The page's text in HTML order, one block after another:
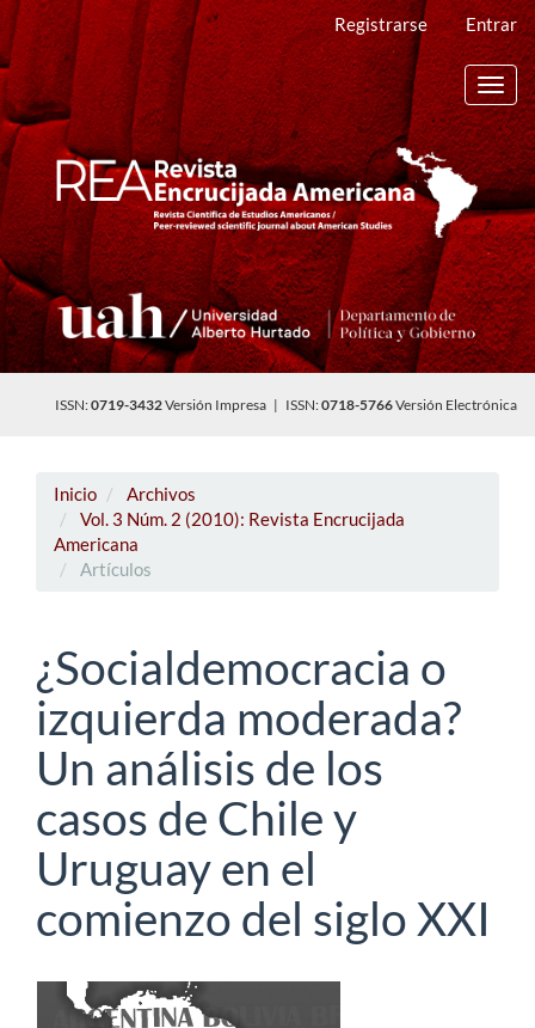
Navegación
principal
Contenido
principal
Barra
lateral
Registrarse Entrar
ISSN:0719-3432Versión Impresa | ISSN:0718-5766Versión Electrónica
Inicio
Archivos
Vol. 3 Núm. 2 (2010): Revista Encrucijada
Americana
Artículos
¿Socialdemocracia o
izquierda moderada?
Un análisis de los
casos de Chile y
Uruguay en el
comienzo del siglo XXI
Barra